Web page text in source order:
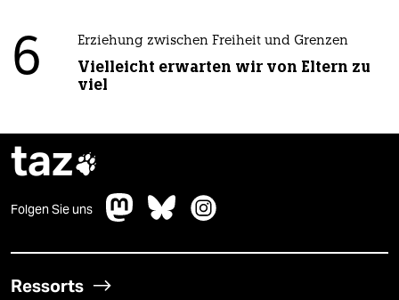
6 Erziehung zwischen Freiheit und Grenzen
Vielleicht erwarten wir von Eltern zu
viel
taz
Folgen Sie uns
Ressorts